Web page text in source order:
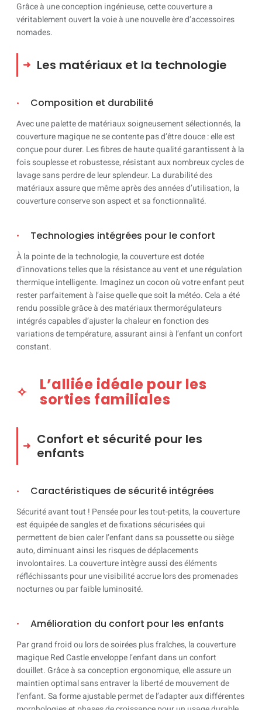
Grâce à une conception ingénieuse, cette couverture a
véritablement ouvert la voie à une nouvelle ère d’accessoires
nomades.
Les matériaux et la technologie
Composition et durabilité
Avec une palette de matériaux soigneusement sélectionnés, la
couverture magique ne se contente pas d’être douce : elle est
conçue pour durer. Les fibres de haute qualité garantissent à la
fois souplesse et robustesse, résistant aux nombreux cycles de
lavage sans perdre de leur splendeur. La durabilité des
matériaux assure que même après des années d’utilisation, la
couverture conserve son aspect et sa fonctionnalité.
Technologies intégrées pour le confort
À la pointe de la technologie, la couverture est dotée
d’innovations telles que la résistance au vent et une régulation
thermique intelligente. Imaginez un cocon où votre enfant peut
rester parfaitement à l’aise quelle que soit la météo. Cela a été
rendu possible grâce à des matériaux thermorégulateurs
intégrés capables d’ajuster la chaleur en fonction des
variations de température, assurant ainsi à l’enfant un confort
constant.
L’alliée idéale pour les
sorties familiales
Confort et sécurité pour les
enfants
Caractéristiques de sécurité intégrées
Sécurité avant tout ! Pensée pour les tout-petits, la couverture
est équipée de sangles et de fixations sécurisées qui
permettent de bien caler l’enfant dans sa poussette ou siège
auto, diminuant ainsi les risques de déplacements
involontaires. La couverture intègre aussi des éléments
réfléchissants pour une visibilité accrue lors des promenades
nocturnes ou par faible luminosité.
Amélioration du confort pour les enfants
Par grand froid ou lors de soirées plus fraîches, la couverture
magique Red Castle enveloppe l’enfant dans un confort
douillet. Grâce à sa conception ergonomique, elle assure un
maintien optimal sans entraver la liberté de mouvement de
l’enfant. Sa forme ajustable permet de l’adapter aux différentes